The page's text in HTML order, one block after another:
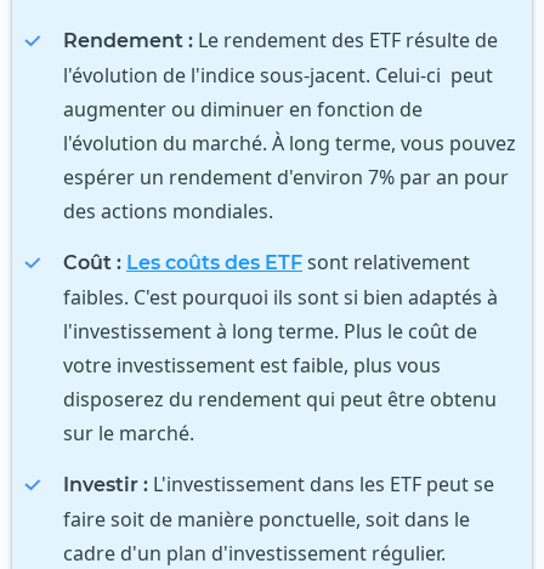
Rendement : Le rendement des ETF résulte de
l'évolution de l'indice sous-jacent. Celui-ci peut
augmenter ou diminuer en fonction de
l'évolution du marché. À long terme, vous pouvez
espérer un rendement d'environ 7% par an pour
des actions mondiales.
Coût : Les coûts des ETF sont relativement
faibles. C'est pourquoi ils sont si bien adaptés à
l'investissement à long terme. Plus le coût de
votre investissement est faible, plus vous
disposerez du rendement qui peut être obtenu
sur le marché.
Investir : L'investissement dans les ETF peut se
faire soit de manière ponctuelle, soit dans le
cadre d'un plan d'investissement régulier.